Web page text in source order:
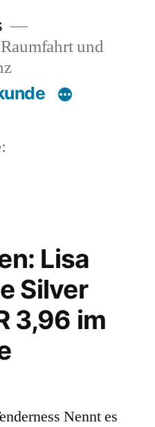
und
Lisa
Silver
3,96 im
Nennt es